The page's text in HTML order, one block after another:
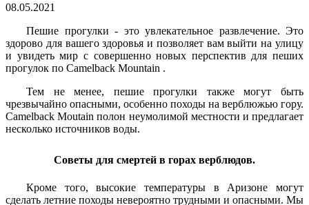
08.05.2021
Пешие прогулки - это увлекательное развлечение. Это
здорово для вашего здоровья и позволяет вам выйти на улицу
и увидеть мир с совершенно новых перспектив для пеших
прогулок по Camelback Mountain .
Тем не менее, пешие прогулки также могут быть
чрезвычайно опасными, особенно походы на верблюжью гору.
Camelback Moutain полон неумолимой местности и предлагает
несколько источников воды.
Советы для смертей в горах верблюдов.
Кроме того, высокие температуры в Аризоне могут
сделать летние походы невероятно трудными и опасными. Мы